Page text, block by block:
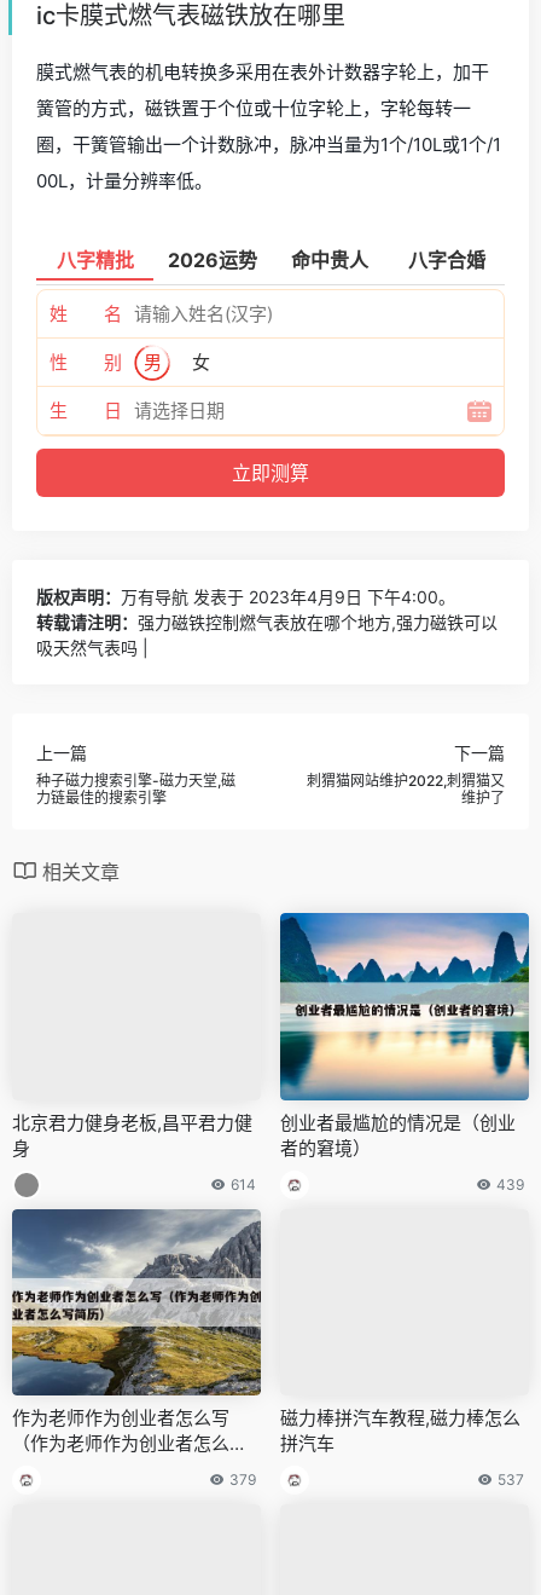
ic卡膜式燃气表磁铁放在哪里
膜式燃气表的机电转换多采用在表外计数器字轮上，加干
簧管的方式，磁铁置于个位或十位字轮上，字轮每转一
圈，干簧管输出一个计数脉冲，脉冲当量为1个/10L或1个/1
00L，计量分辨率低。
八字精批 2026运势 命中贵人 八字合婚
姓 名
性 别 男 女
生 日
版权声明： 万有导航 发表于 2023年4月9日 下午4:00。
转载请注明： 强力磁铁控制燃气表放在哪个地方,强力磁铁可以
吸天然气表吗 |
上一篇
种子磁力搜索引擎-磁力天堂,磁
力链最佳的搜索引擎
下一篇
刺猬猫网站维护2022,刺猬猫又
维护了
相关文章
北京君力健身老板,昌平君力健
身
614
创业者最尴尬的情况是（创业
者的窘境）
439
作为老师作为创业者怎么写
（作为老师作为创业者怎么写
简历）
379
磁力棒拼汽车教程,磁力棒怎么
拼汽车
537